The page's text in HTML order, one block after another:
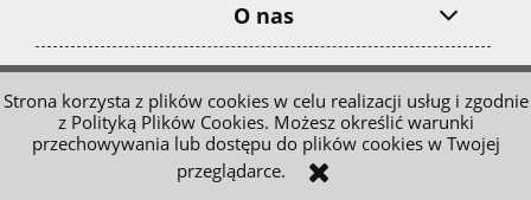
Strona korzysta z plików cookies w celu realizacji usług i zgodnie
z Polityką Plików Cookies. Możesz określić warunki
przechowywania lub dostępu do plików cookies w Twojej
przeglądarce.
O nas
pokaż pełną wersję strony
Sklep internetowy Shoper.pl